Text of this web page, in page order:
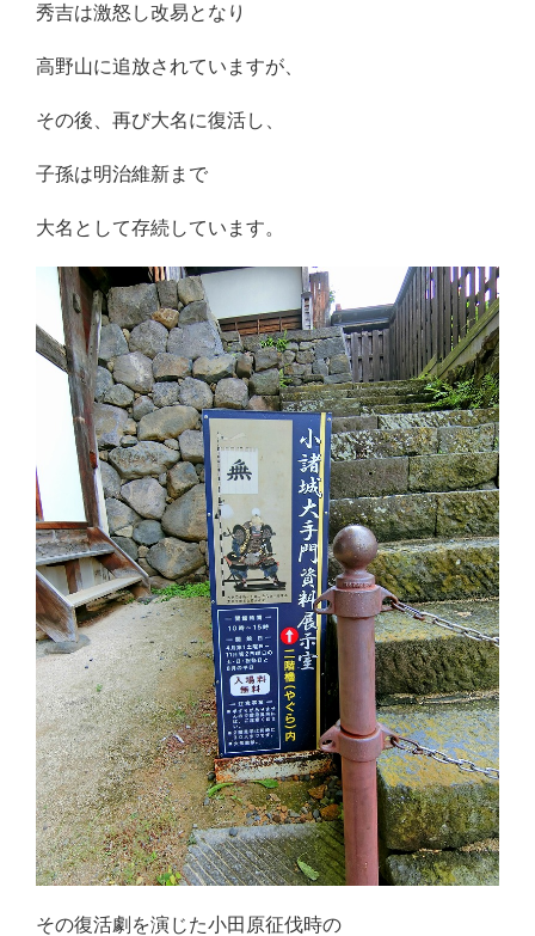
秀吉は激怒し改易となり
高野山に追放されていますが、
その後、再び大名に復活し、
子孫は明治維新まで
大名として存続しています。
その復活劇を演じた小田原征伐時の